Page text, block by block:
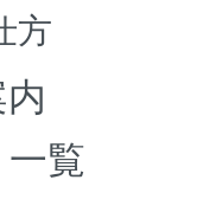
方
覧